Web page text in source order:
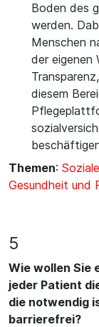
Boden des
werden.
Menschen
der eigenen
diesem
Themen:
Gesundheit und
5
Wie wollen Sie
jeder Patient
die notwendig
barrierefrei?